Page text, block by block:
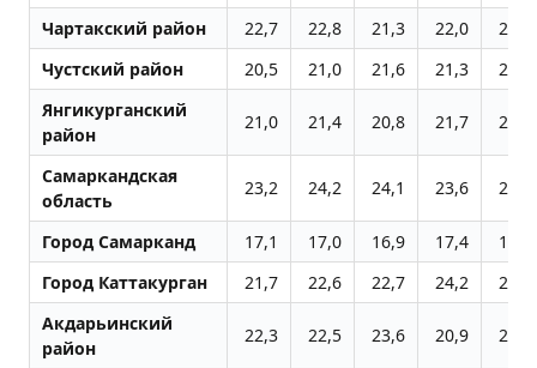
Чартакский район 22,7 22,8 21,3 22,0
20,7
Чустский район
20,5 21,0 21,6 21,3
20,6
Янгикурганский
район
21,0 21,4 20,8 21,7 21,2
Самаркандская
область
23,2 24,2 24,1 23,6 23,4
Город Самарканд 17,1 17,0 16,9 17,4
17,1
Город Каттакурган
21,7 22,6 22,7 24,2
21,4
Акдарьинский
район
22,3 22,5 23,6 20,9 23,0